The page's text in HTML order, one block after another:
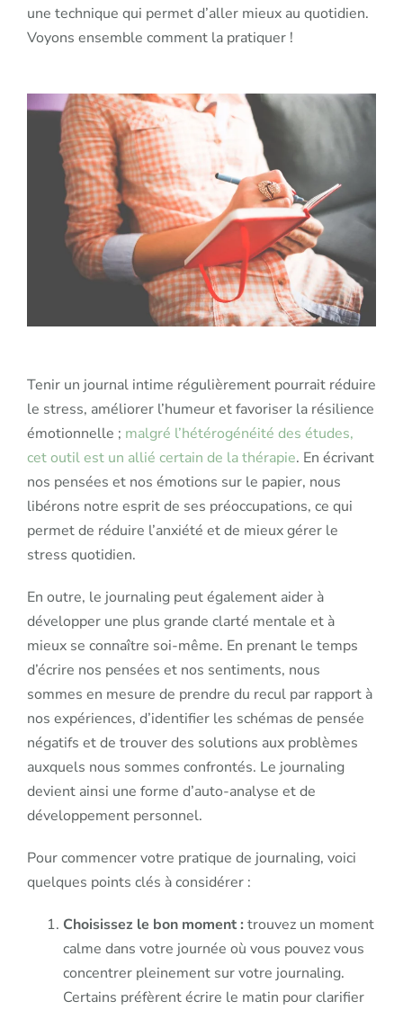
une technique qui permet d’aller mieux au quotidien.
Voyons ensemble comment la pratiquer !
Tenir un journal intime régulièrement pourrait réduire
le stress, améliorer l’humeur et favoriser la résilience
émotionnelle ; malgré l’hétérogénéité des études,
cet outil est un allié certain de la thérapie. En écrivant
nos pensées et nos émotions sur le papier, nous
libérons notre esprit de ses préoccupations, ce qui
permet de réduire l’anxiété et de mieux gérer le
stress quotidien.
En outre, le journaling peut également aider à
développer une plus grande clarté mentale et à
mieux se connaître soi-même. En prenant le temps
d’écrire nos pensées et nos sentiments, nous
sommes en mesure de prendre du recul par rapport à
nos expériences, d’identifier les schémas de pensée
négatifs et de trouver des solutions aux problèmes
auxquels nous sommes confrontés. Le journaling
devient ainsi une forme d’auto-analyse et de
développement personnel.
Pour commencer votre pratique de journaling, voici
quelques points clés à considérer :
Choisissez le bon moment : trouvez un moment
calme dans votre journée où vous pouvez vous
concentrer pleinement sur votre journaling.
Certains préfèrent écrire le matin pour clarifier